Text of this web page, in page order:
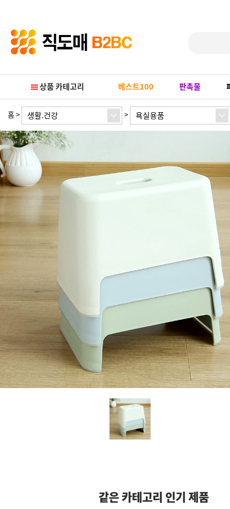
PrevNext
상품 카테고리 베스트100 판촉물
홈 > 생활.건강 > 욕실용품
같은 카테고리 인기 제품